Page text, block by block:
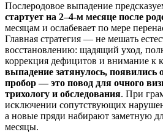
Послеродовое выпадение
стартует на 2–4‑м месяце после
месяцам и ослабевает по мере
Главная стратегия — не мешать
восстановлению: щадящий уход,
коррекция дефицитов и внимание к
выпадение затянулось, появились
пробор — это повод для очного
трихологу и обследования. При
исключении сопутствующих
а новые пряди набирают заметную
месяцы.